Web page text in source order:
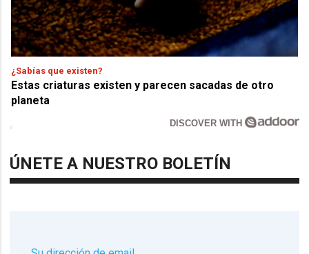
¿Sabías que existen?
Estas criaturas existen y parecen sacadas de otro
planeta
DISCOVER WITH
ÚNETE A NUESTRO BOLETÍN